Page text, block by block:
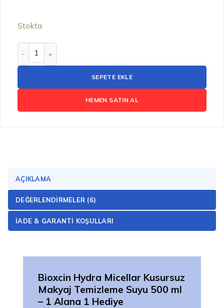
Stokta
SEPETE EKLE
HEMEN SATIN AL
AÇIKLAMA
DEĞERLENDIRMELER (6)
İADE & GARANTI KOŞULLARI
Bioxcin Hydra Micellar Kusursuz
Makyaj Temizleme Suyu 500 ml
– 1 Alana 1 Hediye